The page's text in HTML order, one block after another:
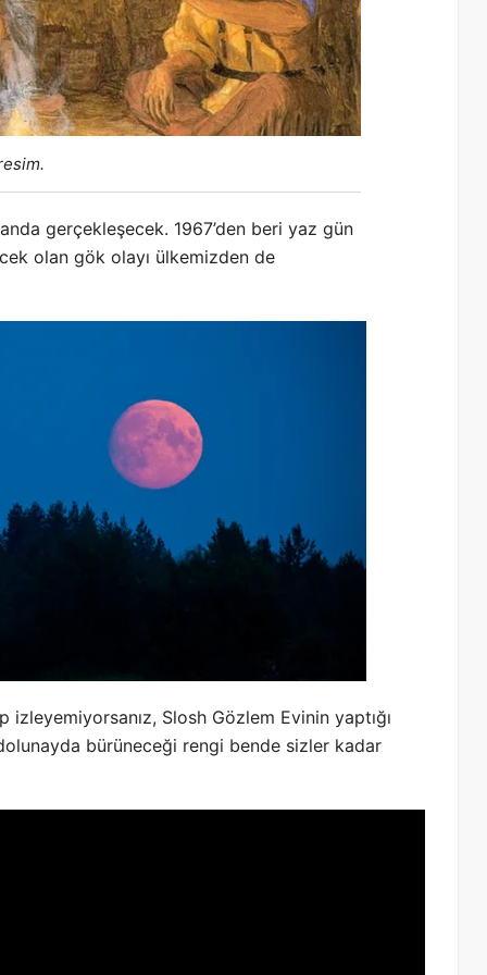
gerçekleşecek. 1967’den beri yaz gün
olan gök olayı ülkemizden de
izleyemiyorsanız, Slosh Gözlem Evinin yaptığı
bürüneceği rengi bende sizler kadar